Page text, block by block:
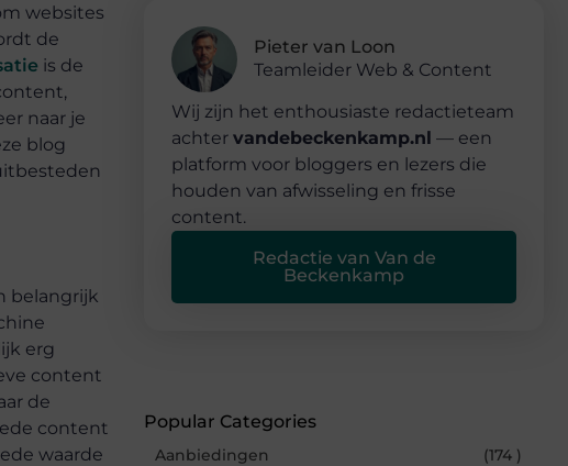
websites
de
is de
naar je
blog
belangrijk
erg
content
de
content
waarde
Pieter van Loon
Teamleider Web & Content
Wij zijn het enthousiaste redactieteam
achter vandebeckenkamp.nl — een
platform voor bloggers en lezers die
houden van afwisseling en frisse
content.
Redactie van Van de
Beckenkamp
Popular Categories
Aanbiedingen
(174 )